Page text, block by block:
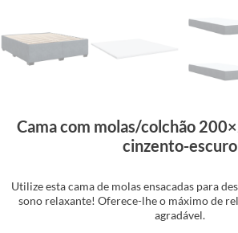
Cama com molas/colchão
cinzento-escuro
Utilize esta cama de molas ensacadas para
sono relaxante! Oferece-lhe o máximo de
agradável.